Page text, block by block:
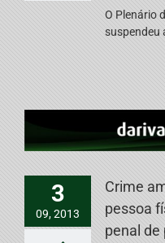
O Plenário
suspendeu
3
09, 2013
Crime
pessoa
penal de